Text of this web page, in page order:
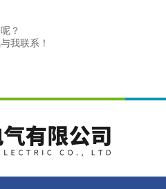
？
我联系！